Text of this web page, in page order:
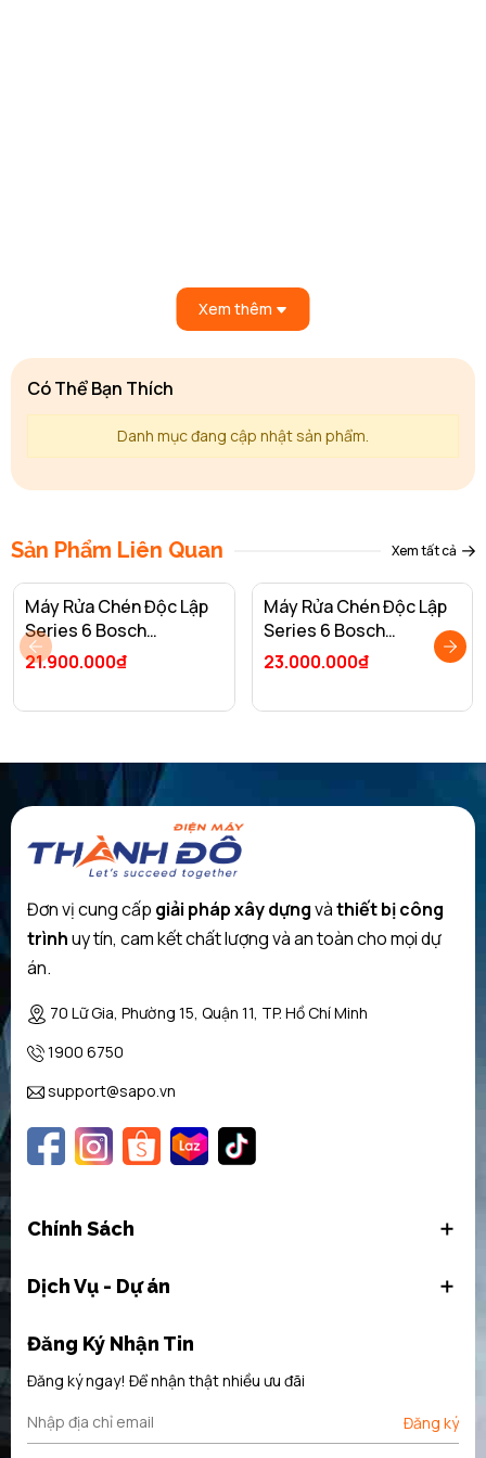
Xem thêm
Có Thể Bạn Thích
Danh mục đang cập nhật sản phẩm.
Sản Phẩm Liên Quan Xem tất cả
Máy Rửa Chén Độc Lập
Series 6 Bosch
SMS6ZCI08E/ Nhập
21.900.000₫
Máy Rửa Chén Độc Lập
Series 6 Bosch
SMS63L08EA/ Nhập
23.000.000₫
Đơn vị cung cấp giải pháp xây dựngvàthiết bị công
trìnhuy tín, cam kết chất lượng và an toàn cho mọi dự
án.
70 Lữ Gia, Phường 15, Quận 11, TP. Hồ Chí Minh
1900 6750
support@sapo.vn
Chính Sách
Dịch Vụ - Dự án
Đăng Ký Nhận Tin
Đăng ký ngay! Để nhận thật nhiều ưu đãi
Đăng ký